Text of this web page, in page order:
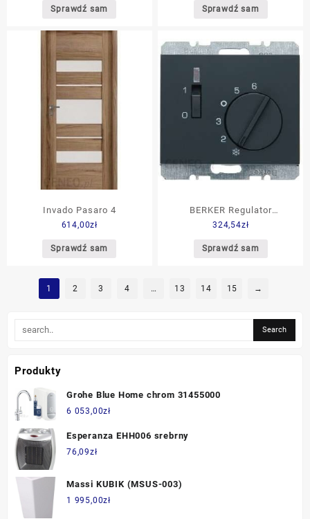
Sprawdź sam Sprawdź sam
Invado Pasaro 4
614,00zł
Sprawdź sam
BERKER Regulator
temperatury pomieszczenia
z zestykiem rozwiernym,
324,54zł
Sprawdź sam
1 2 3 4 … 13 14 15 →
Produkty
Grohe Blue Home chrom 31455000
6 053,00zł
Esperanza EHH006 srebrny
76,09zł
Massi KUBIK (MSUS-003)
1 995,00zł